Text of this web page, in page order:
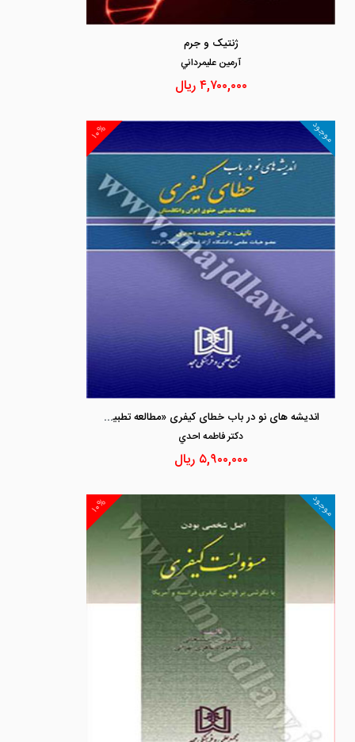
ژنتیک و جرم
آرمين عليمرداني
۴,۷۰۰,۰۰۰ریال
۱۰% موجود
اندیشه های نو در باب خطای کیفری «مطالعه تطبیقی حقوق ایران و انگلستان»
دكتر فاطمه احدي
۵,۹۰۰,۰۰۰ ریال
۱۰% موجود